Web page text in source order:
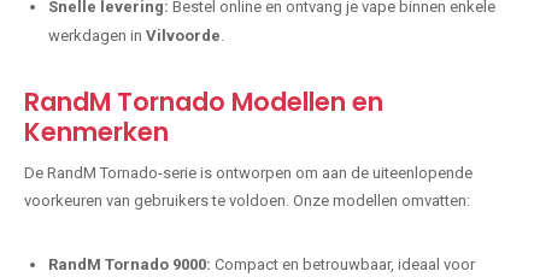
Snelle levering: Bestel online en ontvang je vape binnen enkele
werkdagen in Vilvoorde
RandM Tornado Modellen en
Kenmerken
De RandM Tornado-serie is ontworpen om aan de uiteenlopende
voorkeuren van gebruikers te voldoen. Onze modellen omvatten:
RandM Tornado 9000: Compact en betrouwbaar, ideaal voor